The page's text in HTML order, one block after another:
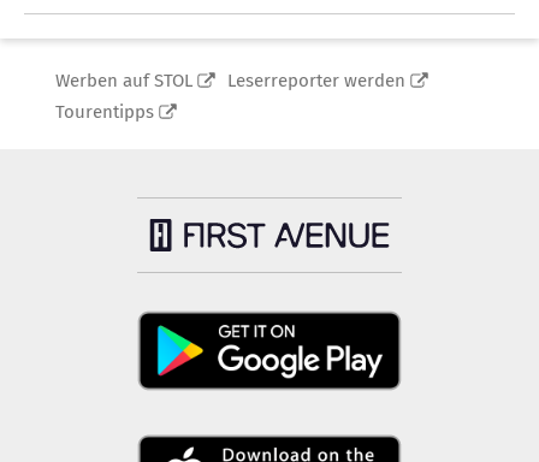
Werben auf STOL
Leserreporter werden
Tourentipps